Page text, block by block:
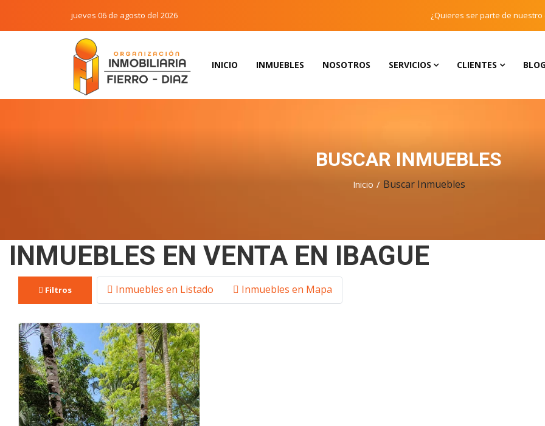
jueves 06 de agosto del 2026 ¿Quieres ser parte de nuestro
INICIO INMUEBLES NOSOTROS SERVICIOS CLIENTES
BUSCAR INMUEBLES
Inicio Buscar Inmuebles
INMUEBLES EN VENTA EN IBAGUE
Filtros Inmuebles en Listado Inmuebles en Mapa